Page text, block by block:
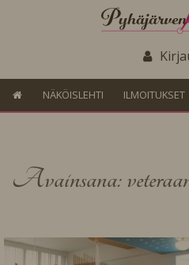
NÄKÖISLEHTI ILMOITUKSET
Avainsana: